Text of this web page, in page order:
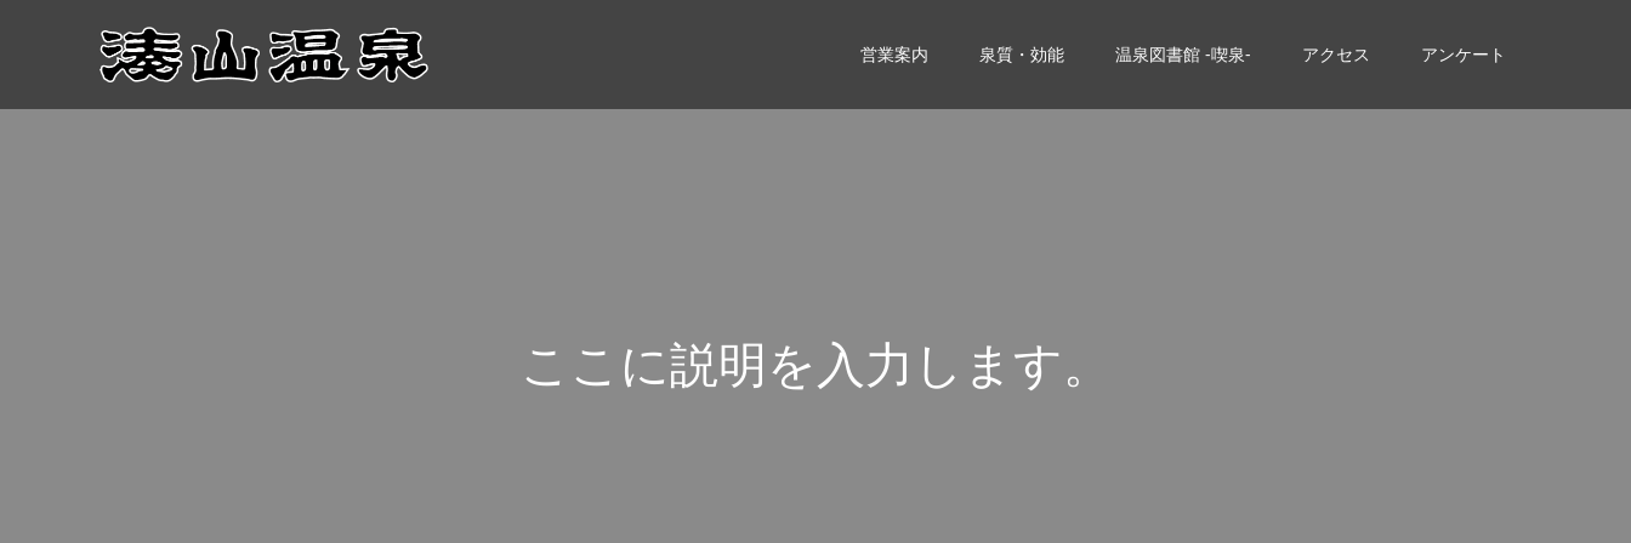
営業案内 泉質・効能 温泉図書館 -喫泉- アクセス アンケート
こ こ に 説明 を 入 力 し ま す
ここに説明